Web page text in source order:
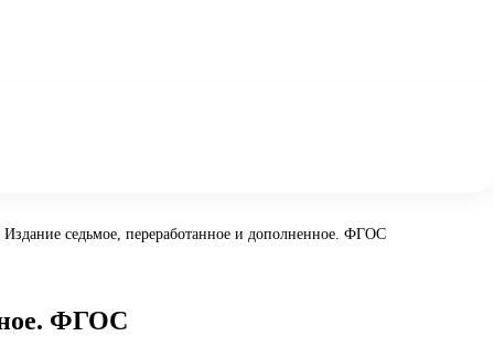
седьмое, переработанное и дополненное. ФГОС
ФГОС